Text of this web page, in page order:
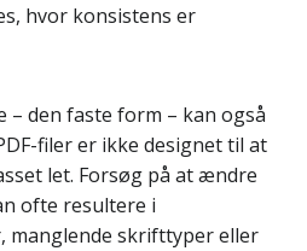
hvor konsistens er
– den faste form – kan også
filer er ikke designet til at
let. Forsøg på at ændre
ofte resultere i
skrifttyper eller